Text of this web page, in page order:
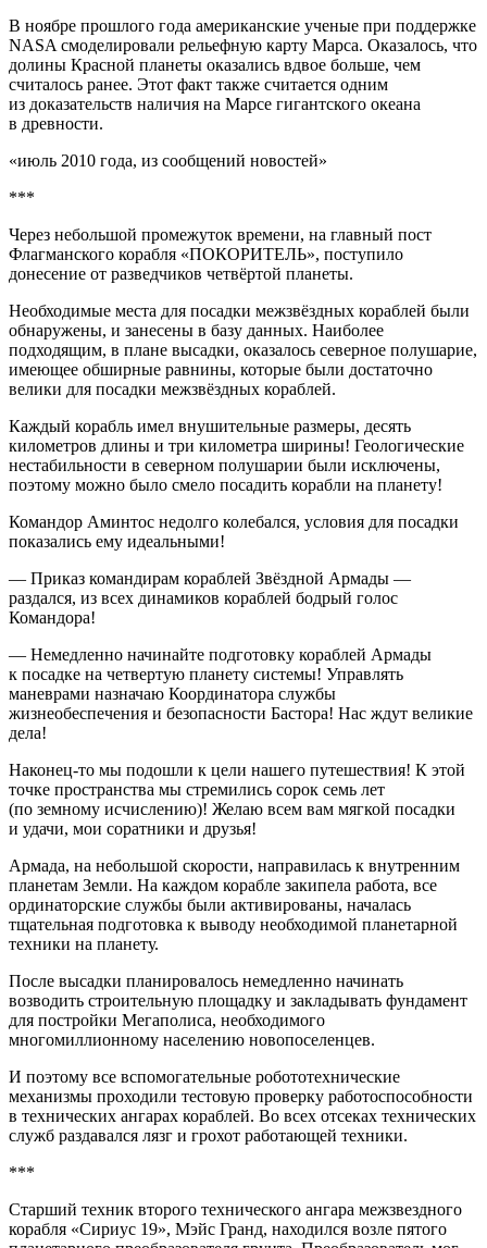
В ноябре прошлого года американские ученые при поддержке
NASA смоделировали рельефную карту Марса. Оказалось, что
долины Красной планеты оказались вдвое больше, чем
считалось ранее. Этот факт также считается одним
из доказательств наличия на Марсе гигантского океана
в древности.
«июль 2010 года, из сообщений новостей»
***
Через небольшой промежуток времени, на главный пост
Флагманского корабля «ПОКОРИТЕЛЬ», поступило
донесение от разведчиков четвёртой планеты.
Необходимые места для посадки межзвёздных кораблей были
обнаружены, и занесены в базу данных. Наиболее
подходящим, в плане высадки, оказалось северное полушарие,
имеющее обширные равнины, которые были достаточно
велики для посадки межзвёздных кораблей.
Каждый корабль имел внушительные размеры, десять
километров длины и три километра ширины! Геологические
нестабильности в северном полушарии были исключены,
поэтому можно было смело посадить корабли на планету!
Командор Аминтос недолго колебался, условия для посадки
показались ему идеальными!
— Приказ командирам кораблей Звёздной Армады —
раздался, из всех динамиков кораблей бодрый голос
Командора!
— Немедленно начинайте подготовку кораблей Армады
к посадке на четвертую планету системы! Управлять
маневрами назначаю Координатора службы
жизнеобеспечения и безопасности Бастора! Нас ждут великие
дела!
Наконец-то мы подошли к цели нашего путешествия! К этой
точке пространства мы стремились сорок семь лет
(по земному исчислению)! Желаю всем вам мягкой посадки
и удачи, мои соратники и друзья!
Армада, на небольшой скорости, направилась к внутренним
планетам Земли. На каждом корабле закипела работа, все
ординаторские службы были активированы, началась
тщательная подготовка к выводу необходимой планетарной
техники на планету.
После высадки планировалось немедленно начинать
возводить строительную площадку и закладывать фундамент
для постройки Мегаполиса, необходимого
многомиллионному населению новопоселенцев.
И поэтому все вспомогательные робототехнические
механизмы проходили тестовую проверку работоспособности
в технических ангарах кораблей. Во всех отсеках технических
служб раздавался лязг и грохот работающей техники.
***
Старший техник второго технического ангара межзвездного
корабля «Сириус 19», Мэйс Гранд, находился возле пятого